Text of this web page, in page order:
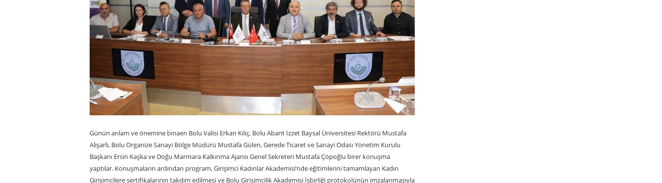
Günün anlam ve önemine binaen Bolu Valisi Erkan Kılıç, Bolu Abant İzzet Baysal Üniversitesi Rektörü Mustafa
Alişarlı, Bolu Organize Sanayi Bölge Müdürü Mustafa Gülen, Gerede Ticaret ve Sanayi Odası Yönetim Kurulu
Başkanı Ersin Kaşka ve Doğu Marmara Kalkınma Ajansı Genel Sekreteri Mustafa Çöpoğlu birer konuşma
yaptılar. Konuşmaların ardından program, Girişimci Kadınlar Akademisi’nde eğitimlerini tamamlayan Kadın
Girişimcilere sertifikalarının takdim edilmesi ve Bolu Girişimcilik Akademisi İşbirliği protokolünün imzalanmasıyla